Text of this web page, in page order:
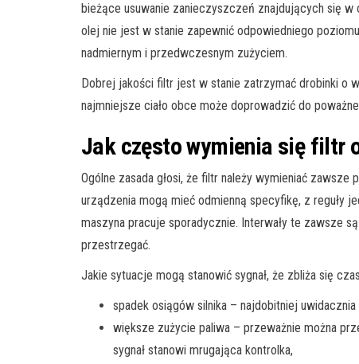
bieżące usuwanie zanieczyszczeń znajdujących się
olej nie jest w stanie zapewnić odpowiedniego
nadmiernym i przedwczesnym zużyciem.
Dobrej jakości filtr jest w stanie zatrzymać drobinki o
najmniejsze ciało obce może doprowadzić do
Jak często wymienia się filtr
Ogólne zasada głosi, że filtr należy wymieniać
urządzenia mogą mieć odmienną specyfikę, z reguły
maszyna pracuje sporadycznie. Interwały te zawsze
przestrzegać.
Jakie sytuacje mogą stanowić sygnał, że zbliża się
spadek osiągów silnika – najdobitniej
większe zużycie paliwa – przeważnie można
sygnał stanowi mrugająca kontrolka,